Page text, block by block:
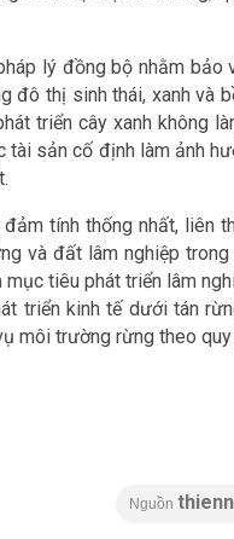
lý đồng bộ nhằm bảo
đô thị sinh thái, xanh và
triển cây xanh không
sản cố định làm ảnh
tính thống nhất, liên
và đất lâm nghiệp
tiêu phát triển lâm
triển kinh tế dưới tán
môi trường rừng theo
Nguồn